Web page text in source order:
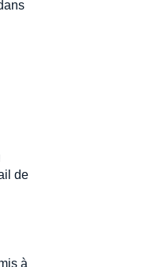
de
à